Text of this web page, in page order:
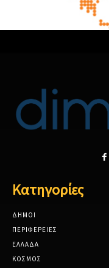
Κατηγορίες
ΔΗΜΟΙ
ΠΕΡΙΦΕΡΕΙΕΣ
ΕΛΛΑΔΑ
ΚΟΣΜΟΣ